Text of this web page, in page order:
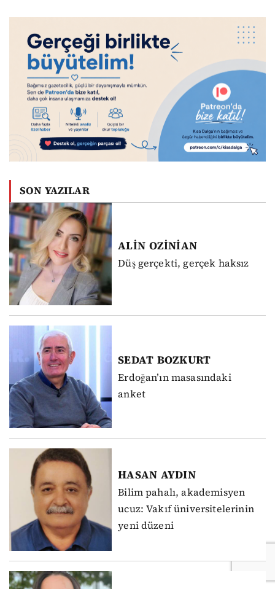
SON YAZILAR
ALİN OZİNİAN
Düş gerçekti, gerçek haksız
SEDAT BOZKURT
Erdoğan’ın masasındaki
anket
HASAN AYDIN
Bilim pahalı, akademisyen
ucuz: Vakıf üniversitelerinin
yeni düzeni